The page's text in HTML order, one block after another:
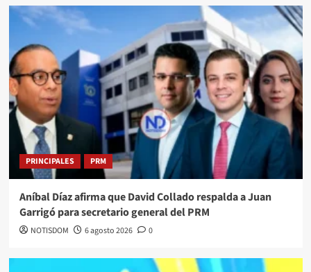
PRINCIPALES PRM
Aníbal Díaz afirma que David Collado respalda a Juan
Garrigó para secretario general del PRM
NOTISDOM 6 agosto 2026 0